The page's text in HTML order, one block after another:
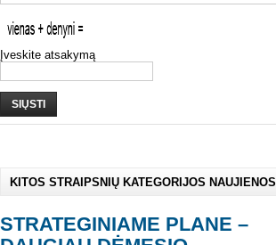
Įveskite atsakymą
SIŲSTI
KITOS STRAIPSNIŲ KATEGORIJOS NAUJIENOS
STRATEGINIAME PLANE –